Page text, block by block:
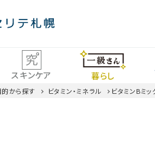
スキンケア 暮らし
的から探す ビタミン・ミネラル ビタミンBミ